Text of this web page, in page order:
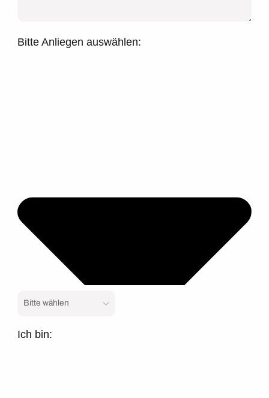
Bitte Anliegen auswählen:
Ich bin: